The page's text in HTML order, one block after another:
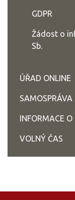
GDPR
Žádost o
Sb.
ÚŘAD ONLINE
SAMOSPRÁVA
INFORMACE O
VOLNÝ ČAS